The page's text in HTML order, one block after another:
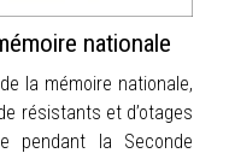
nationale
la mémoire nationale,
résistants et d’otages
pendant la Seconde